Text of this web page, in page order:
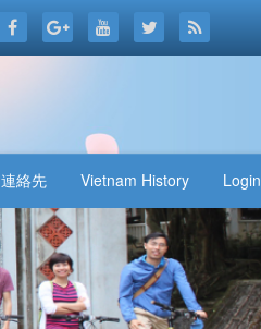
連絡先 Vietnam History Login